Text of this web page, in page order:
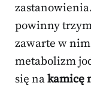
powinny
zawarte w nim
metabolizm
się nakamicę